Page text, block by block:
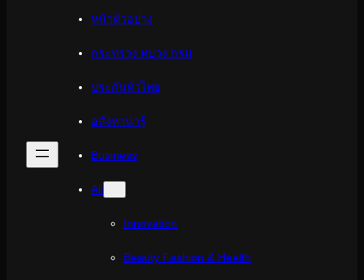
หน้าตัวอย่าง
กระทรวง ทบวง กรม
ประกันทั่วไทย
อสังหาน่ารู้
Business
All
Innovation
Beauty Fashion & Health